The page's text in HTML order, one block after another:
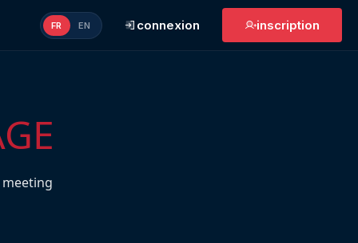
FR EN connexion inscription